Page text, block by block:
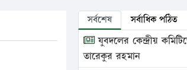
সর্বশেষ সর্বাধিক পঠিত
যুবদলের কেন্দ্রীয়
তারেকুর রহমান